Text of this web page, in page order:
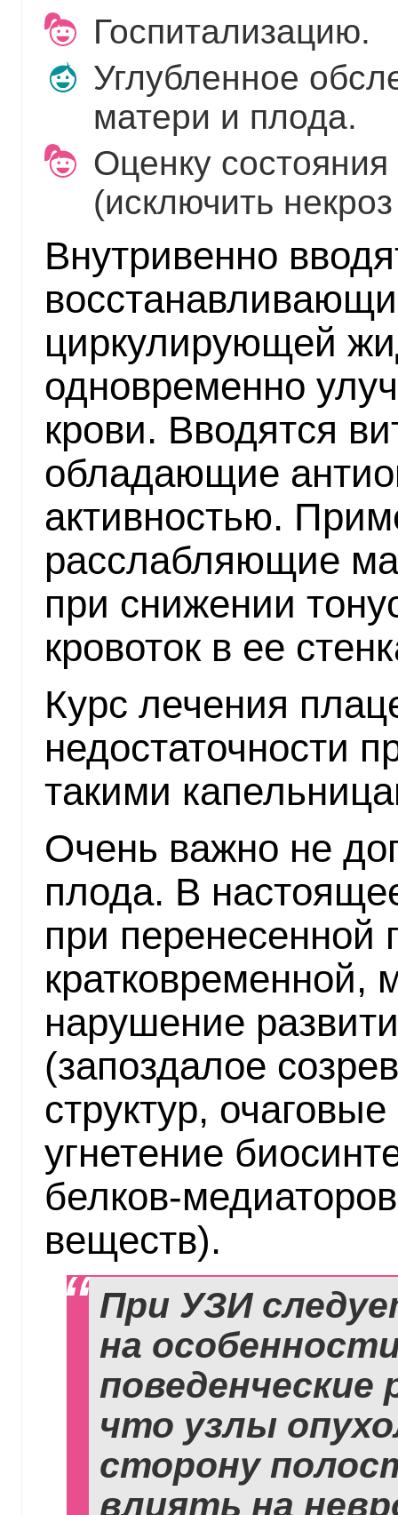
Госпитализацию.
Углубленное
матери и плода.
Оценку
(исключить
Внутривенно
циркулирующей
одновременно
крови. Вводятся
обладающие
активностью.
расслабляющие
при снижении
кровоток в ее
Курс лечения
недостаточности
такими
Очень важно не
плода. В
при перенесенной
кратковременной,
нарушение
(запоздалое
структур,
угнетение
белков-
веществ).
При УЗИ
на
поведенческие
что узлы
сторону
влиять на